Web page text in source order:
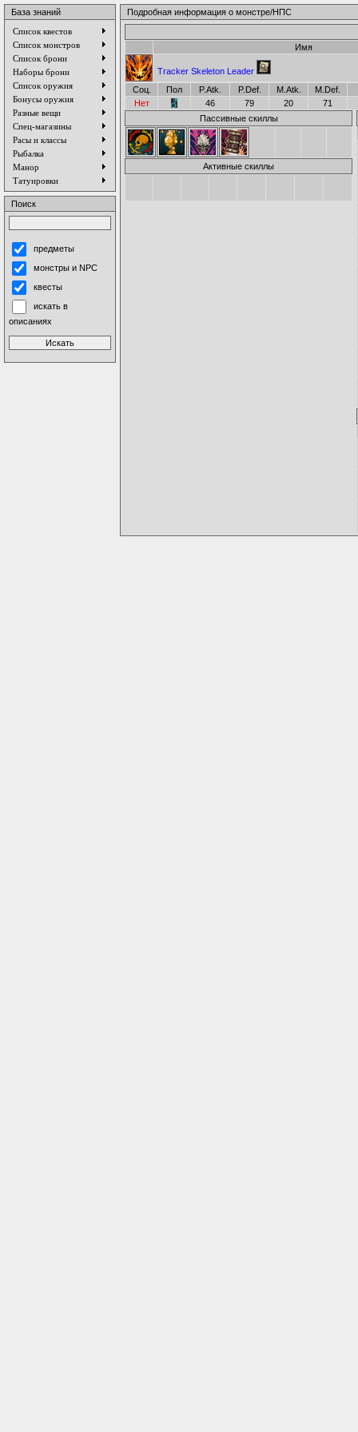
База знаний
Список квестов
Список монстров
Список брони
Наборы брони
Список оружия
Бонусы оружия
Разные вещи
Спец-магазины
Расы и классы
Рыбалка
Манор
Татуировки
Поиск
предметы
монстры и NPC
квесты
искать в
описаниях
Подробная информация о монстре/НПС
Имя
Tracker Skeleton Leader
Соц.
Пол P.Atk. P.Def. M.Atk.
M.Def.
Нет
46 79 20
71
Пассивные скиллы
Активные скиллы